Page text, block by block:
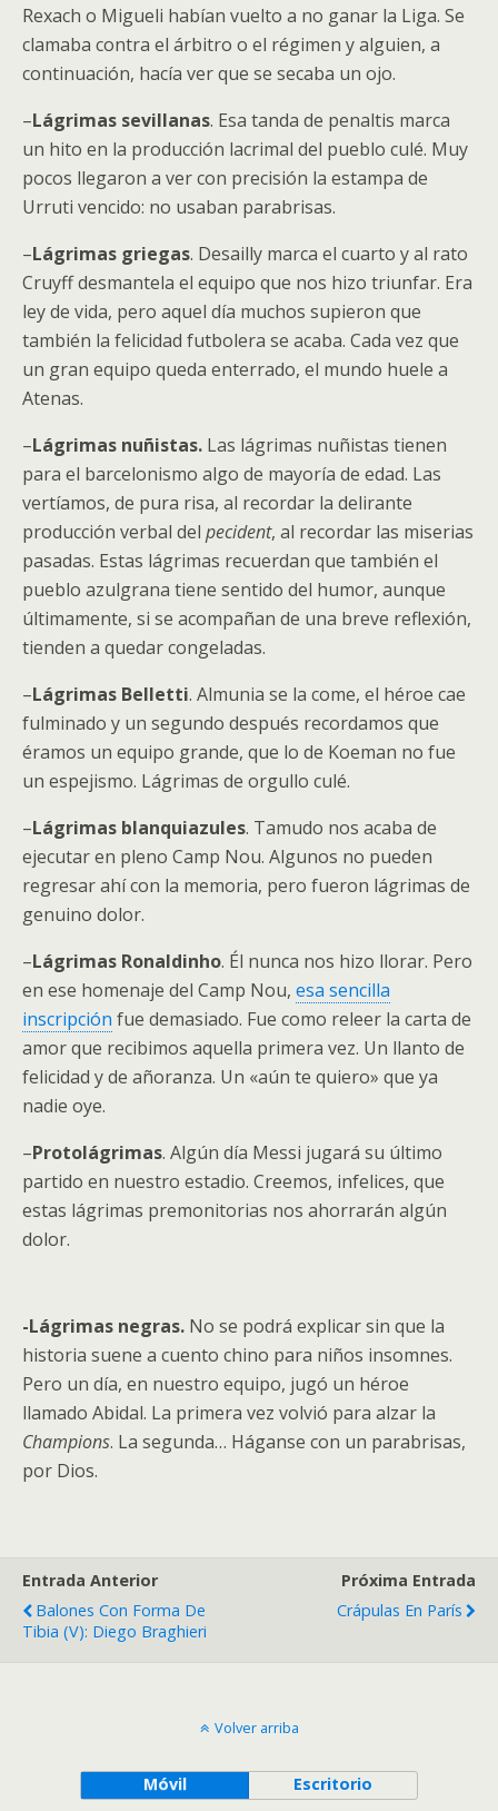
Rexach o Migueli habían vuelto a no ganar la Liga. Se
clamaba contra el árbitro o el régimen y alguien, a
continuación, hacía ver que se secaba un ojo.
–Lágrimas sevillanas. Esa tanda de penaltis marca
un hito en la producción lacrimal del pueblo culé. Muy
pocos llegaron a ver con precisión la estampa de
Urruti vencido: no usaban parabrisas.
–Lágrimas griegas. Desailly marca el cuarto y al rato
Cruyff desmantela el equipo que nos hizo triunfar. Era
ley de vida, pero aquel día muchos supieron que
también la felicidad futbolera se acaba. Cada vez que
un gran equipo queda enterrado, el mundo huele a
Atenas.
–Lágrimas nuñistas. Las lágrimas nuñistas tienen
para el barcelonismo algo de mayoría de edad. Las
vertíamos, de pura risa, al recordar la delirante
producción verbal del pecident, al recordar las miserias
pasadas. Estas lágrimas recuerdan que también el
pueblo azulgrana tiene sentido del humor, aunque
últimamente, si se acompañan de una breve reflexión,
tienden a quedar congeladas.
–Lágrimas Belletti. Almunia se la come, el héroe cae
fulminado y un segundo después recordamos que
éramos un equipo grande, que lo de Koeman no fue
un espejismo. Lágrimas de orgullo culé.
–Lágrimas blanquiazules. Tamudo nos acaba de
ejecutar en pleno Camp Nou. Algunos no pueden
regresar ahí con la memoria, pero fueron lágrimas de
genuino dolor.
–Lágrimas Ronaldinho. Él nunca nos hizo llorar. Pero
en ese homenaje del Camp Nou, esa sencilla
inscripción fue demasiado. Fue como releer la carta de
amor que recibimos aquella primera vez. Un llanto de
felicidad y de añoranza. Un «aún te quiero» que ya
nadie oye.
–Protolágrimas. Algún día Messi jugará su último
partido en nuestro estadio. Creemos, infelices, que
estas lágrimas premonitorias nos ahorrarán algún
dolor.
-Lágrimas negras. No se podrá explicar sin que la
historia suene a cuento chino para niños insomnes.
Pero un día, en nuestro equipo, jugó un héroe
llamado Abidal. La primera vez volvió para alzar la
Champions. La segunda… Háganse con un parabrisas,
por Dios.
Entrada Anterior
Balones Con Forma De
Tibia (V): Diego Braghieri
Próxima Entrada
Crápulas En París
Volver arriba
Móvil Escritorio